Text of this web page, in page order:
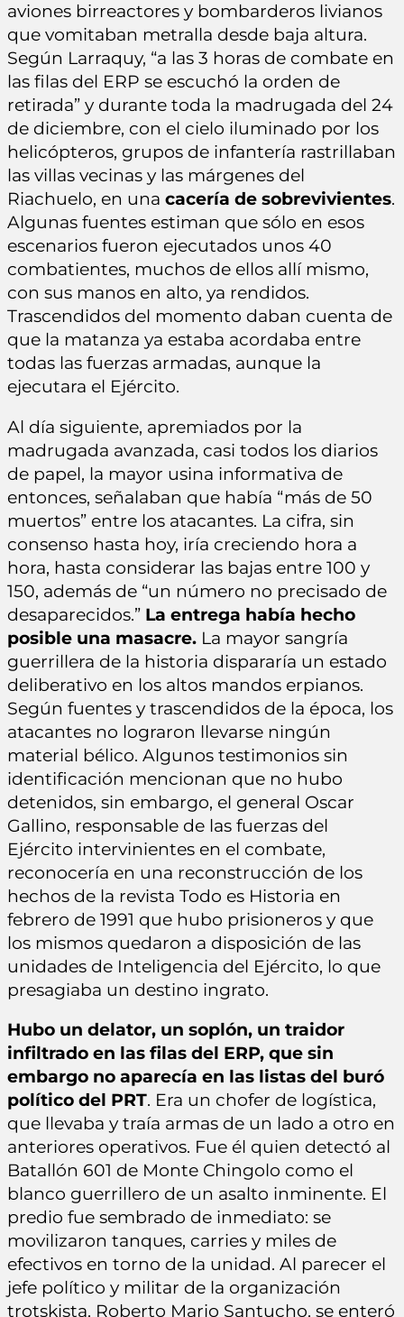
aviones birreactores y bombarderos livianos
que vomitaban metralla desde baja altura.
Según Larraquy, “a las 3 horas de combate en
las filas del ERP se escuchó la orden de
retirada” y durante toda la madrugada del 24
de diciembre, con el cielo iluminado por los
helicópteros, grupos de infantería rastrillaban
las villas vecinas y las márgenes del
Riachuelo, en una cacería de sobrevivientes.
Algunas fuentes estiman que sólo en esos
escenarios fueron ejecutados unos 40
combatientes, muchos de ellos allí mismo,
con sus manos en alto, ya rendidos.
Trascendidos del momento daban cuenta de
que la matanza ya estaba acordaba entre
todas las fuerzas armadas, aunque la
ejecutara el Ejército.
Al día siguiente, apremiados por la
madrugada avanzada, casi todos los diarios
de papel, la mayor usina informativa de
entonces, señalaban que había “más de 50
muertos” entre los atacantes. La cifra, sin
consenso hasta hoy, iría creciendo hora a
hora, hasta considerar las bajas entre 100 y
150, además de “un número no precisado de
desaparecidos.” La entrega había hecho
posible una masacre. La mayor sangría
guerrillera de la historia dispararía un estado
deliberativo en los altos mandos erpianos.
Según fuentes y trascendidos de la época, los
atacantes no lograron llevarse ningún
material bélico. Algunos testimonios sin
identificación mencionan que no hubo
detenidos, sin embargo, el general Oscar
Gallino, responsable de las fuerzas del
Ejército intervinientes en el combate,
reconocería en una reconstrucción de los
hechos de la revista Todo es Historia en
febrero de 1991 que hubo prisioneros y que
los mismos quedaron a disposición de las
unidades de Inteligencia del Ejército, lo que
presagiaba un destino ingrato.
Hubo un delator, un soplón, un traidor
infiltrado en las filas del ERP, que sin
embargo no aparecía en las listas del buró
político del PRT. Era un chofer de logística,
que llevaba y traía armas de un lado a otro en
anteriores operativos. Fue él quien detectó al
Batallón 601 de Monte Chingolo como el
blanco guerrillero de un asalto inminente. El
predio fue sembrado de inmediato: se
movilizaron tanques, carries y miles de
efectivos en torno de la unidad. Al parecer el
jefe político y militar de la organización
trotskista, Roberto Mario Santucho, se enteró